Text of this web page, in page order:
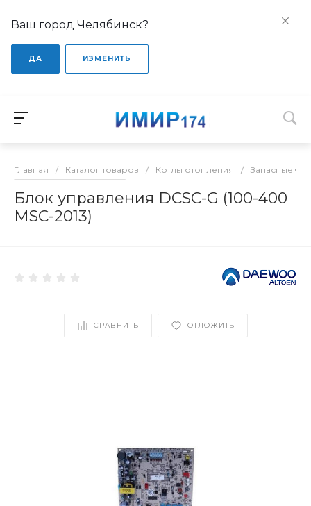
Ваш город Челябинск?
ДА ИЗМЕНИТЬ
Главная / Каталог товаров / Котлы отопления / Запасные
Блок управления DCSC-G (100-400
MSC-2013)
СРАВНИТЬ ОТЛОЖИТЬ